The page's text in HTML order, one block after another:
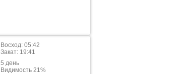
Восход: 05:42
Закат: 19:41
5 день
Видимость 21%